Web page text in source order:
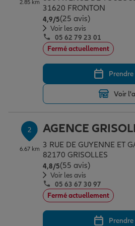
Assurance emprunteur
Prévoyance et dépendance
Assurance animal de compagnie
Protection de la famille
Protection juridique
Épargne & retraite
Plan épargne retraite
Assurance vie
Placements financiers
Investissements immobiliers
Transmission
Vos projets
Partir en vacances
Déménager
Changer de voiture
Départ à la retraite
Conseil assurance
Outre-mer
Assurance auto
Assurance habitation
Professionnels
Allianz en France
2.85 km
31620 FRONTON
4,9/5Note de 4.9 sur 5
(25 avis)
Voir les avis
05 62 79 23 01
Fermé actuellement
Voir
2
6.67 km
AGENCE
3 RUE DE GUYENNE ET
82170 GRISOLLES
4,8/5Note de 4.8 sur 5
(55 avis)
Voir les avis
05 63 67 30 97
Fermé actuellement